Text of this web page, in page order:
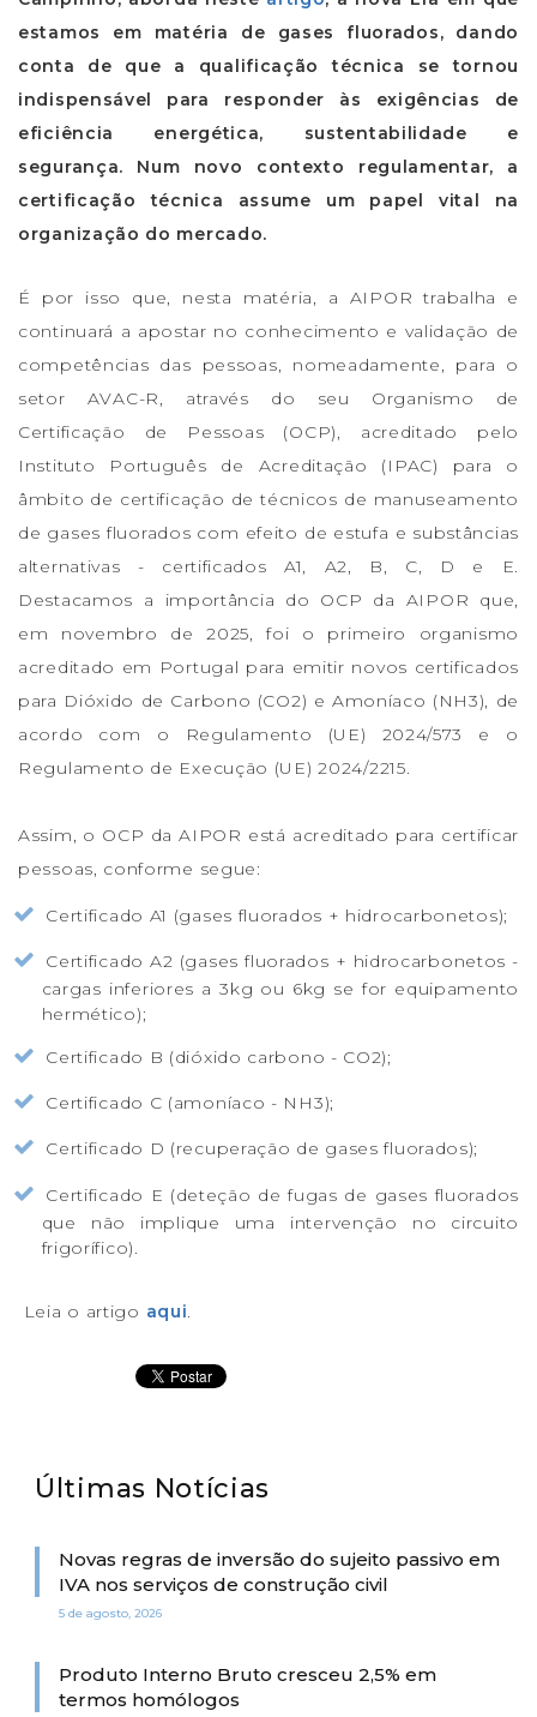
estamos em matéria de gases fluorados, dando
conta de que a qualificação técnica se tornou
indispensável para responder às exigências de
eficiência energética, sustentabilidade e
segurança. Num novo contexto regulamentar, a
certificação técnica assume um papel vital na
organização do mercado.
É por isso que, nesta matéria, a AIPOR trabalha e
continuará a apostar no conhecimento e validação de
competências das pessoas, nomeadamente, para o
setor AVAC-R, através do seu Organismo de
Certificação de Pessoas (OCP), acreditado pelo
Instituto Português de Acreditação (IPAC) para o
âmbito de certificação de técnicos de manuseamento
de gases fluorados com efeito de estufa e substâncias
alternativas - certificados A1, A2, B, C, D e E.
Destacamos a importância do OCP da AIPOR que,
em novembro de 2025, foi o primeiro organismo
acreditado em Portugal para emitir novos certificados
para Dióxido de Carbono (CO2) e Amoníaco (NH3), de
acordo com o Regulamento (UE) 2024/573 e o
Regulamento de Execução (UE) 2024/2215.
Assim, o OCP da AIPOR está acreditado para certificar
pessoas, conforme segue:
Certificado A1 (gases fluorados + hidrocarbonetos);
Certificado A2 (gases fluorados + hidrocarbonetos -
cargas inferiores a 3kg ou 6kg se for equipamento
hermético);
Certificado B (dióxido carbono - CO2);
Certificado C (amoníaco - NH3);
Certificado D (recuperação de gases fluorados);
Certificado E (deteção de fugas de gases fluorados
que não implique uma intervenção no circuito
frigorífico).
Leia o artigo aqui.
Últimas Notícias
Novas regras de inversão do sujeito passivo em
IVA nos serviços de construção civil
5 de agosto, 2026
Produto Interno Bruto cresceu 2,5% em
termos homólogos